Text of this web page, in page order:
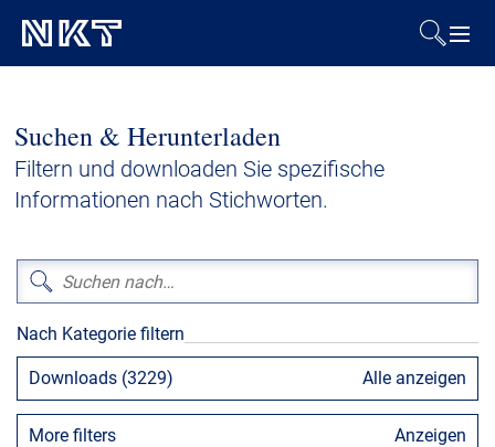
Referenzen
Presse & Events
Über uns
Nachhaltigkeit
Suchen & Herunterladen
Filtern und downloaden Sie spezifische
Informationen nach Stichworten.
Nach Kategorie filtern
Downloads (3229) Alle anzeigen
More filters Anzeigen